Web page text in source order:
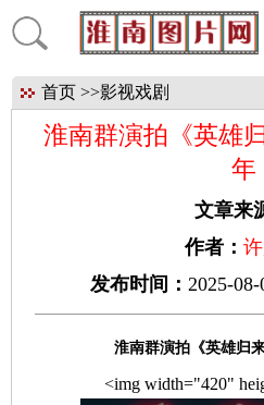
首页>>影视戏剧
淮南群演拍《英雄
年
文章来
作者：
发布时间： 2025-08-
淮南群演拍《英雄归
<img width="420"